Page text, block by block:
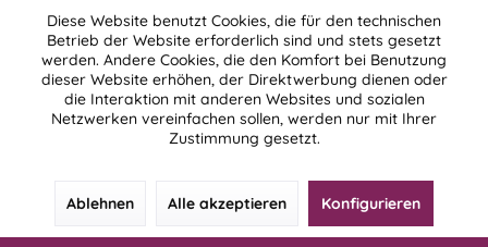
Diese Website benutzt Cookies, die für den technischen
Betrieb der Website erforderlich sind und stets gesetzt
werden. Andere Cookies, die den Komfort bei Benutzung
dieser Website erhöhen, der Direktwerbung dienen oder
die Interaktion mit anderen Websites und sozialen
Netzwerken vereinfachen sollen, werden nur mit Ihrer
Zustimmung gesetzt.
Ablehnen Alle akzeptieren Konfigurieren